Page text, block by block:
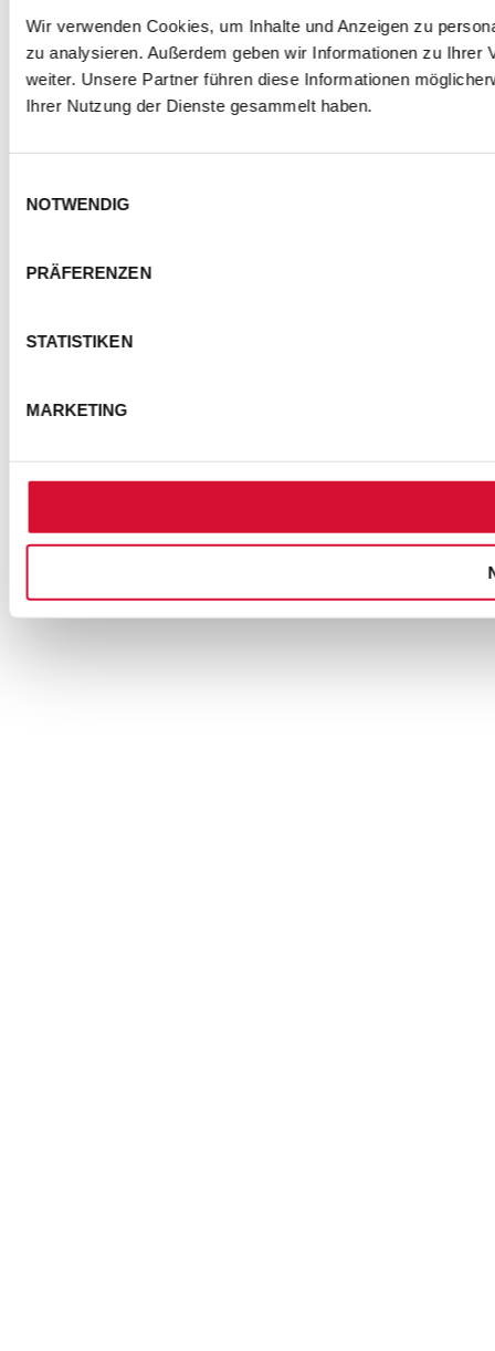
Wir verwenden Cookies, um Inhalte und Anzeigen zu
zu analysieren. Außerdem geben wir Informationen zu
weiter. Unsere Partner führen diese Informationen
Ihrer Nutzung der Dienste gesammelt haben.
NOTWENDIG
PRÄFERENZEN
STATISTIKEN
MARKETING